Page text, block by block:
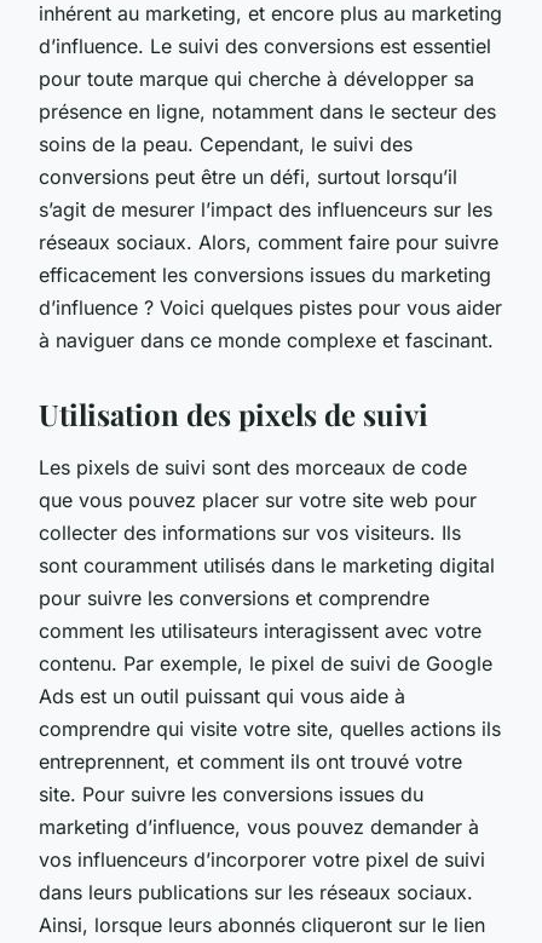
inhérent au marketing, et encore plus au marketing
d’influence. Le suivi des conversions est essentiel
pour toute marque qui cherche à développer sa
présence en ligne, notamment dans le secteur des
soins de la peau. Cependant, le suivi des
conversions peut être un défi, surtout lorsqu’il
s’agit de mesurer l’impact des influenceurs sur les
réseaux sociaux. Alors, comment faire pour suivre
efficacement les conversions issues du marketing
d’influence ? Voici quelques pistes pour vous aider
à naviguer dans ce monde complexe et fascinant.
Utilisation des pixels de suivi
Les pixels de suivi sont des morceaux de code
que vous pouvez placer sur votre site web pour
collecter des informations sur vos visiteurs. Ils
sont couramment utilisés dans le marketing digital
pour suivre les conversions et comprendre
comment les utilisateurs interagissent avec votre
contenu. Par exemple, le pixel de suivi de Google
Ads est un outil puissant qui vous aide à
comprendre qui visite votre site, quelles actions ils
entreprennent, et comment ils ont trouvé votre
site. Pour suivre les conversions issues du
marketing d’influence, vous pouvez demander à
vos influenceurs d’incorporer votre pixel de suivi
dans leurs publications sur les réseaux sociaux.
Ainsi, lorsque leurs abonnés cliqueront sur le lien